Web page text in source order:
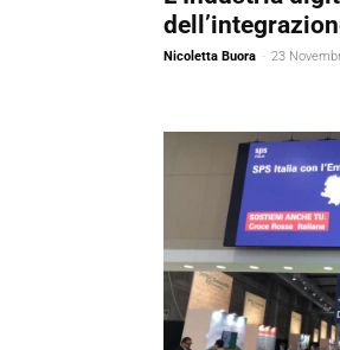
Nicoletta Buora - 23